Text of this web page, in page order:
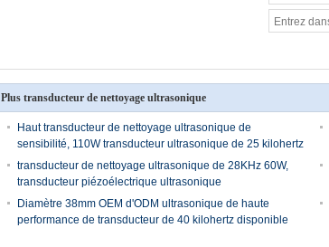
Plus transducteur de nettoyage ultrasonique
Haut transducteur de nettoyage ultrasonique de
sensibilité, 110W transducteur ultrasonique de 25 kilohertz
transducteur de nettoyage ultrasonique de 28KHz 60W,
transducteur piézoélectrique ultrasonique
Diamètre 38mm OEM d'ODM ultrasonique de haute
performance de transducteur de 40 kilohertz disponible